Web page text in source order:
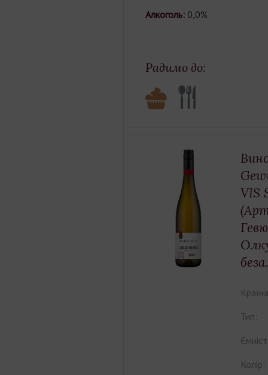
Алкоголь: 0,0%
Радимо до:
VIS
Тип:
Колір: